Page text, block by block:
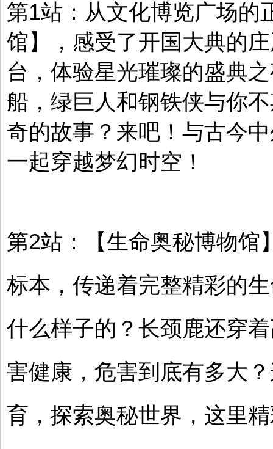
第1站：从文化博览广场的
馆】，感受了开国大典的
台，体验星光璀璨的盛典
船，绿巨人和钢铁侠与你
奇的故事？来吧！与古今
一起穿越梦幻时空！
第2站：【生命奥秘博物馆
标本，传递着完整精彩的
什么样子的？长颈鹿还穿
害健康，危害到底有多大
育，探索奥秘世界，这里